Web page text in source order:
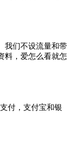
我们不设流量和带
料，爱怎么看就怎
付，支付宝和银